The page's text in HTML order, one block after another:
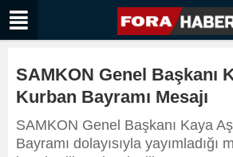
SAMKON Genel Başkanı
Kurban Bayramı Mesajı
SAMKON Genel Başkanı Kaya
Bayramı dolayısıyla yayımladığı